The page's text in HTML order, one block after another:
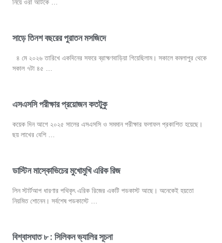
নিয়ে ওরা আটকে …
সাড়ে তিনশ বছরের পুরাতন মসজিদে
৪ মে ২০২৬ তারিখে একদিনের সফরে ব্রাহ্মণবাড়িয়া গিয়েছিলাম। সকালে কমলাপুর থেকে
সকাল ৭টা ৪৫ …
এসএসসি পরীক্ষার প্রয়োজন কতটুকু
কয়েক দিন আগে ২০২৫ সালের এসএসসি ও সমমান পরীক্ষার ফলাফল প্রকাশিত হয়েছে।
ছয় লাখের বেশি …
ডাস্টিন মাস্কোভিচের মুখোমুখি এরিক রিজ
লিন স্টার্টআপ ধারণার পথিকৃৎ এরিক রিজের একটি পডকাস্ট আছে। অনেকেই হয়তো
নিয়মিত শোনেন। সর্বশেষ পডকাস্টে …
বিশ্বাসঘাত ৮ : সিলিকন ভ্যালির সূচনা